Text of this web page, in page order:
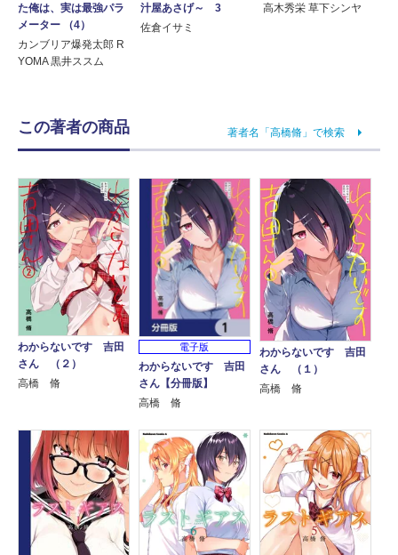
た俺は、実は最強パラ
メーター （4）
カンブリア爆発太郎 R
YOMA 黒井ススム
汁屋あさげ～ 3
佐倉イサミ
高木秀栄 草下シンヤ
この著者の商品 著者名「高橋脩」で検索
わからないです 吉田
さん （２）
高橋 脩
電子版
わからないです 吉田
さん【分冊版】
高橋 脩
わからないです 吉田
さん （１）
高橋 脩